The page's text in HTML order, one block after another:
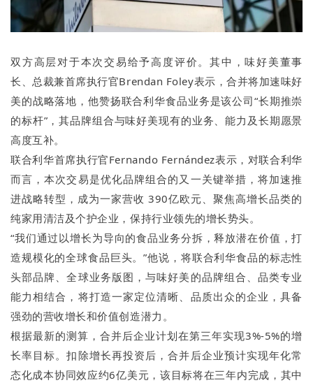
双方高层对于本次交易给予高度评价。其中，味好美董事
长、总裁兼首席执行官Brendan Foley表示，合并将加速味好
美的战略落地，他赞扬联合利华食品业务是该公司“长期推崇
的标杆”，其品牌组合与味好美现有的业务、能力及长期愿景
高度互补。
联合利华首席执行官Fernando Fernández表示，对联合利华
而言，本次交易是优化品牌组合的又一关键举措，将加速推
进战略转型，成为一家营收 390亿欧元、聚焦高增长品类的
纯家用清洁及个护企业，保持行业领先的增长势头。
“我们通过以增长为导向的食品业务分拆，释放潜在价值，打
造规模化的全球食品巨头。”他说，将联合利华食品的标志性
头部品牌、全球业务版图，与味好美的品牌组合、品类专业
能力相结合，将打造一家定位清晰、品质出众的企业，具备
强劲的营收增长和价值创造潜力。
根据最新的测算，合并后企业计划在第三年实现3%-5%的增
长率目标。扣除增长再投资后，合并后企业预计实现年化常
态化成本协同效应约6亿美元，该目标将在三年内完成，其中